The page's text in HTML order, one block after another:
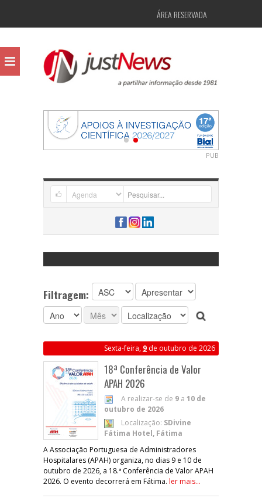
ÁREA RESERVADA
PUB
Filtragem:
Sexta-feira, 9 de outubro de 2026
18ª Conferência de Valor
APAH 2026
A realizar-se de 9 a 10 de
outubro de 2026
Localização: SDivine
Fátima Hotel, Fátima
A Associação Portuguesa de Administradores
Hospitalares (APAH) organiza, no dias 9 e 10 de
outubro de 2026, a 18.ª Conferência de Valor APAH
2026. O evento decorrerá em Fátima. ler mais...